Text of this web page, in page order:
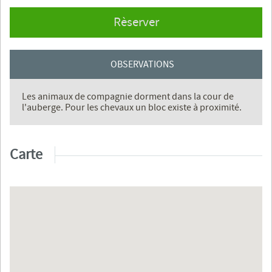
Rèserver
OBSERVATIONS
Les animaux de compagnie dorment dans la cour de
l'auberge. Pour les chevaux un bloc existe à proximité.
Carte